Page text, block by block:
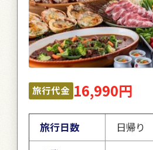
旅行代金 16,990円
旅行日数
日帰り